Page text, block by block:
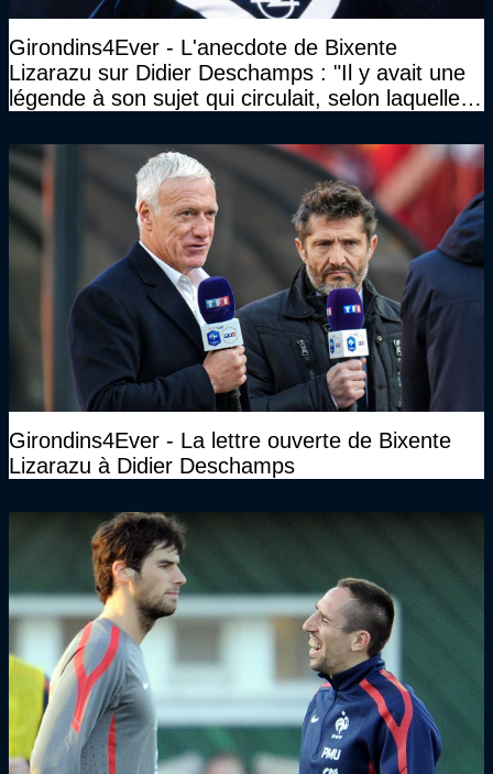
Girondins4Ever - L'anecdote de Bixente
Lizarazu sur Didier Deschamps : "Il y avait une
légende à son sujet qui circulait, selon laquelle il
Girondins4Ever - La lettre ouverte de Bixente
Lizarazu à Didier Deschamps